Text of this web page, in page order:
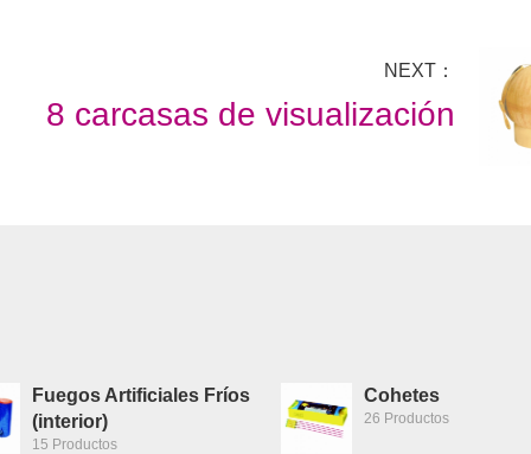
NEXT：
8 carcasas de visualización
Fuegos Artificiales Fríos
(interior)
15 Productos
Cohetes
26 Productos